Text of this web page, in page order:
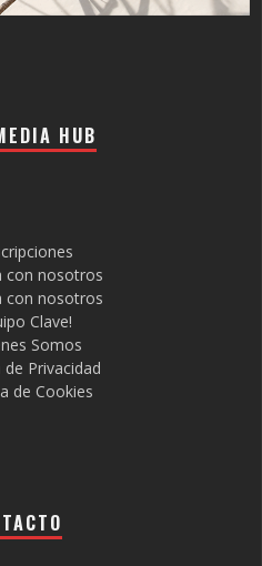
HUB
con nosotros
con nosotros
Clave!
Somos
de Privacidad
de Cookies